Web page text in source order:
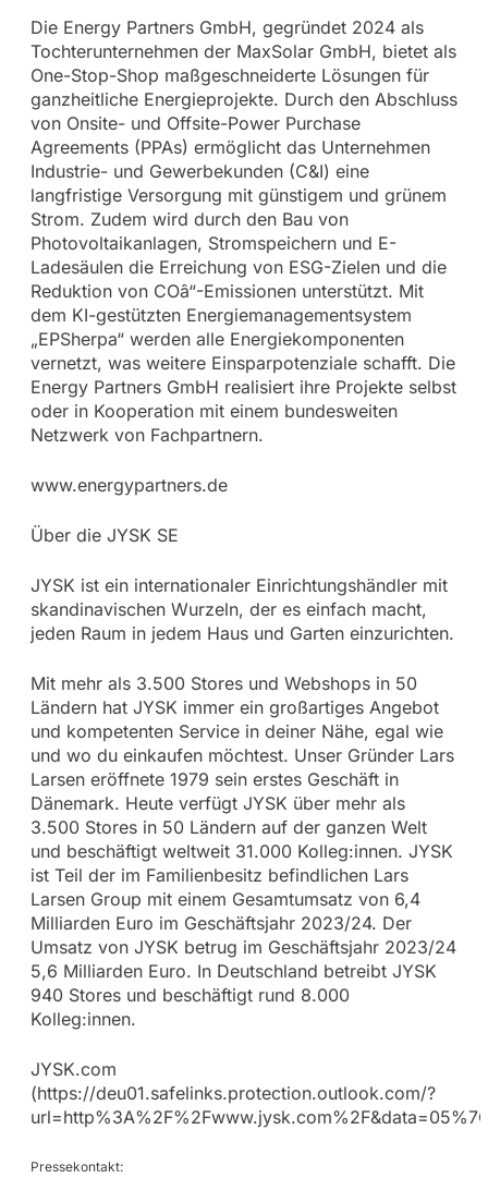
Die Energy Partners GmbH, gegründet 2024 als
Tochterunternehmen der MaxSolar GmbH, bietet als
One-Stop-Shop maßgeschneiderte Lösungen für
ganzheitliche Energieprojekte. Durch den Abschluss
von Onsite- und Offsite-Power Purchase
Agreements (PPAs) ermöglicht das Unternehmen
Industrie- und Gewerbekunden (C&I) eine
langfristige Versorgung mit günstigem und grünem
Strom. Zudem wird durch den Bau von
Photovoltaikanlagen, Stromspeichern und E-
Ladesäulen die Erreichung von ESG-Zielen und die
Reduktion von COâ“-Emissionen unterstützt. Mit
dem KI-gestützten Energiemanagementsystem
„EPSherpa“ werden alle Energiekomponenten
vernetzt, was weitere Einsparpotenziale schafft. Die
Energy Partners GmbH realisiert ihre Projekte selbst
oder in Kooperation mit einem bundesweiten
Netzwerk von Fachpartnern.
www.energypartners.de
Über die JYSK SE
JYSK ist ein internationaler Einrichtungshändler mit
skandinavischen Wurzeln, der es einfach macht,
jeden Raum in jedem Haus und Garten einzurichten.
Mit mehr als 3.500 Stores und Webshops in 50
Ländern hat JYSK immer ein großartiges Angebot
und kompetenten Service in deiner Nähe, egal wie
und wo du einkaufen möchtest. Unser Gründer Lars
Larsen eröffnete 1979 sein erstes Geschäft in
Dänemark. Heute verfügt JYSK über mehr als
3.500 Stores in 50 Ländern auf der ganzen Welt
und beschäftigt weltweit 31.000 Kolleg:innen. JYSK
ist Teil der im Familienbesitz befindlichen Lars
Larsen Group mit einem Gesamtumsatz von 6,4
Milliarden Euro im Geschäftsjahr 2023/24. Der
Umsatz von JYSK betrug im Geschäftsjahr 2023/24
5,6 Milliarden Euro. In Deutschland betreibt JYSK
940 Stores und beschäftigt rund 8.000
Kolleg:innen.
JYSK.com
(https://deu01.safelinks.protection.outlook.com/?
Pressekontakt: